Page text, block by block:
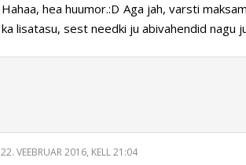
Hahaa, hea huumor.:D Aga jah, varsti
ka lisatasu, sest needki ju abivahendid nagu
22. VEEBRUAR 2016, KELL 21:04